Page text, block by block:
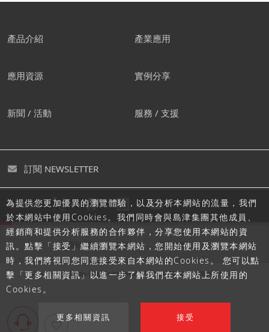
為提供您更加優異的瀏覽體驗，以及分析本網站的流量，我們
於本網站中使用Cookies。我們同時會與島津集團其他成員、
經銷商和提供分析服務的合作夥伴，分享您使用本網站的資
訊。點擊「接受」繼續瀏覽本網站，您開始使用及瀏覽本網站
時，我們將視同您同意接受來自本網站的Cookies。 您可以點
擊「更多相關資訊」以進一步了解我們在本網站上所使用的
Cookies。
更多相關資訊 接受
產品介紹 產業應用
應用資源 實例分享
新聞 / 活動 服務 / 支援
訂閱 NEWSLETTER
追蹤島津
隱私聲明 使用條款 網站地圖